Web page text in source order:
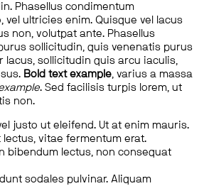
Phasellus condimentum
vel ultricies enim. Quisque vel lacus
non, volutpat ante. Phasellus
sollicitudin, quis venenatis purus
lacus, sollicitudin quis arcu iaculis,
Bold text example, varius a massa
. Sed facilisis turpis lorem, ut
non.
justo ut eleifend. Ut at enim mauris.
lectus, vitae fermentum erat.
bibendum lectus, non consequat
sodales pulvinar. Aliquam